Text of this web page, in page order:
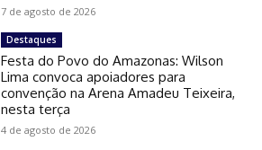
7 de agosto de 2026
Destaques
Festa do Povo do Amazonas: Wilson
Lima convoca apoiadores para
convenção na Arena Amadeu Teixeira,
nesta terça
4 de agosto de 2026